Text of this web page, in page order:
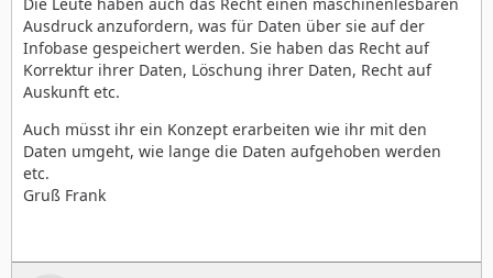
Ausdruck anzufordern, was für Daten über sie auf der
Infobase gespeichert werden. Sie haben das Recht auf
Korrektur ihrer Daten, Löschung ihrer Daten, Recht auf
Auskunft etc.
Auch müsst ihr ein Konzept erarbeiten wie ihr mit den
Daten umgeht, wie lange die Daten aufgehoben werden
etc.
Gruß Frank